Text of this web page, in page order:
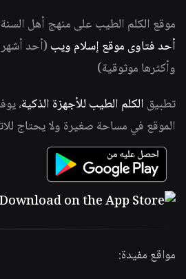
موقع الكلم الطيب على منهج أهل السنة
أحد فتاوى موقع إسلام ويب (أحد أشهر
وأكثرها موثوقية)
تطبيق الكلم الطيب للأجهزة الذكية،
الموقع في مساحة صغيرة ولا يحتاج
مواقع مفيدة: